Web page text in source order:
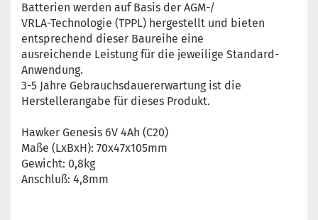
Batterien werden auf Basis der AGM-/
VRLA-Technologie (TPPL) hergestellt und bieten
entsprechend dieser Baureihe eine
ausreichende Leistung für die jeweilige Standard-
Anwendung.
3-5 Jahre Gebrauchsdauererwartung ist die
Herstellerangabe für dieses Produkt.
Hawker Genesis 6V 4Ah (C20)
Maße (LxBxH): 70x47x105mm
Gewicht: 0,8kg
Anschluß: 4,8mm